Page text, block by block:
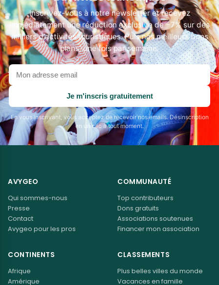
Inscrivez-vous à notre newsletter et recevez
immédiatement une réduction exclusive de −7% sur des
milliers d'activités touristiques. Puis nos meilleurs bons
plans, une fois par semaine.
Votre
adresse
email
Je m'inscris gratuitement
En vous inscrivant, vous acceptez de recevoir nos emails. Désinscription
en un clic à tout moment.
AVYGEO
Qui sommes-nous
Presse
Contact
Avygeo pour les pros
COMMUNAUTÉ
Top contributeurs
Dons gratuits
Associations soutenues
Financer mon association
CONTINENTS
Afrique
Amérique
CLASSEMENTS
Plus belles villes du monde
Vacances en famille